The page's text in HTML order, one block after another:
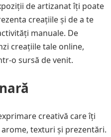
de artizanat îți poate
creațiile și de a te
manuale. De
creațiile tale online,
o sursă de venit.
creativă care îți
texturi și prezentări.